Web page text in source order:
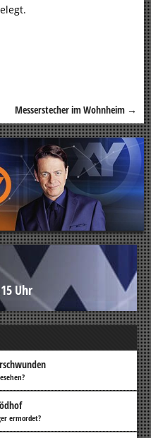
Messerstecher im Wohnheim →
Uhr
ermordet?